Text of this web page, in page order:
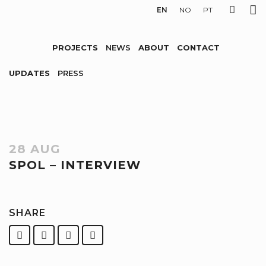
EN NO PT
PROJECTS NEWS ABOUT CONTACT
UPDATES PRESS
28 AUG
SPOL – INTERVIEW
SHARE